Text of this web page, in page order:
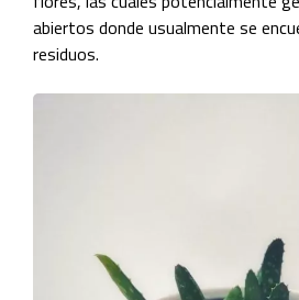
abiertos donde usualmente se
residuos.